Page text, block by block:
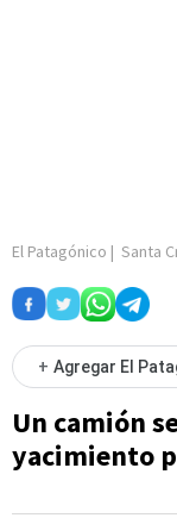
El Patagónico | Santa
+ Agregar El
Un camión
yacimiento